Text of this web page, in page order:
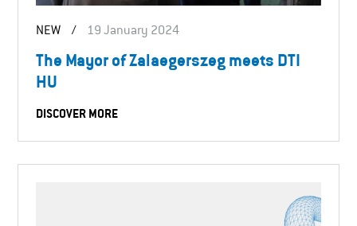
NEW / 19 January 2024
The Mayor of Zalaegerszeg meets DTI
HU
DISCOVER MORE